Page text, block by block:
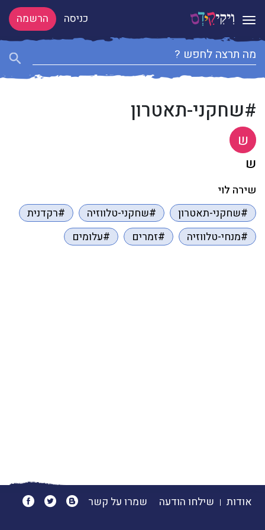
Toggle navigation כניסה הרשמה
#שחקני-תאטרון
ש
ש
שירה לוי
#שחקני-תאטרון
#שחקני-טלווזיה
#רקדנית
#מנחי-טלווזיה
#זמרים #עלומים
אודות שילחו הודעה שמרו על קשר